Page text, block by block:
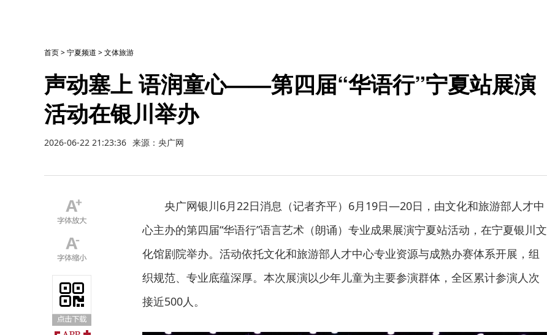
首页>宁夏频道 >文体旅游
声动塞上 语润童心——第四届“华语行”宁夏站展演
活动在银川举办
2026-06-22 21:23:36 来源：央广网
央广网银川6月22日消息（记者齐平）6月19日—20日，由文化和旅游部人才中
心主办的第四届“华语行”语言艺术（朗诵）专业成果展演宁夏站活动，在宁夏银川文
化馆剧院举办。活动依托文化和旅游部人才中心专业资源与成熟办赛体系开展，组
织规范、专业底蕴深厚。本次展演以少年儿童为主要参演群体，全区累计参演人次
接近500人。